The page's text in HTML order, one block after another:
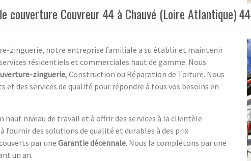
couverture Couvreur 44 à Chauvé (Loire Atlantique) 44
zinguerie, notre entreprise familiale a su établir et maintenir
résidentiels et commerciales haut de gamme. Nous
zinguerie, Construction ou Réparation de Toiture. Nous
et des services de qualité pour répondre à tous vos besoins en
haut niveau de travail et à offrir des services à la clientèle
fournir des solutions de qualité et durables à des prix
par une Garantie décennale. Nous la complétons par une
un an.